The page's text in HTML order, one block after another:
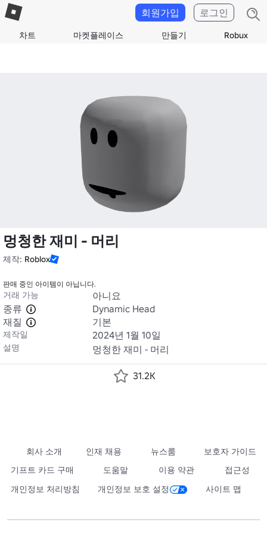
차트 마켓플레이스 만들기 Robux
회원가입 로그인
멍청한 재미 - 머리
제작: Roblox
판매 중인 아이템이 아닙니다.
거래 가능
아니요
종류
Dynamic Head
재질
기본
제작일 2024년 1월 10일
설명 멍청한 재미 - 머리
31.2K
회사 소개 인재 채용 뉴스룸
보호자 가이드
기프트 카드 구매
도움말 이용 약관
접근성
개인정보 처리방침
개인정보 보호 설정 사이트 맵